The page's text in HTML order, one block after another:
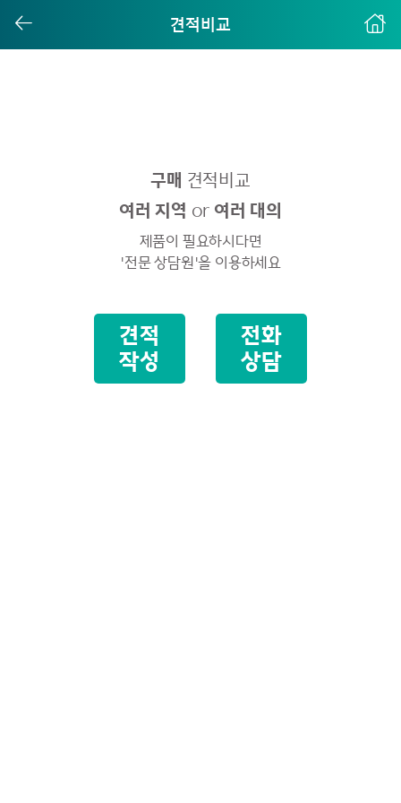
견적비교
구매 견적비교
여러 지역 or 여러 대의
제품이 필요하시다면
'전문 상담원'을 이용하세요
견적
작성
전화
상담